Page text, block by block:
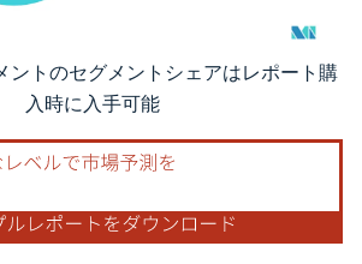
。再利用にはCC BY 4.0の表示が必要です。
ントのセグメントシェアはレポート購
入時に入手可能